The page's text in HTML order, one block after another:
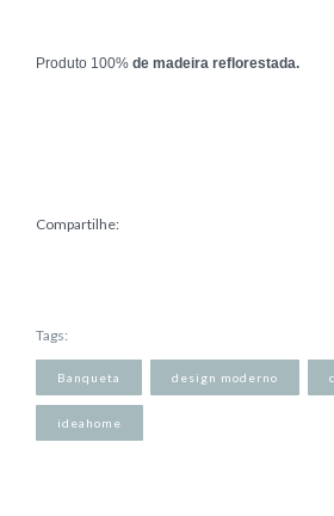
Produto 100% de madeira reflorestada.
Compartilhe:
Tags:
Banqueta design moderno
ideahome